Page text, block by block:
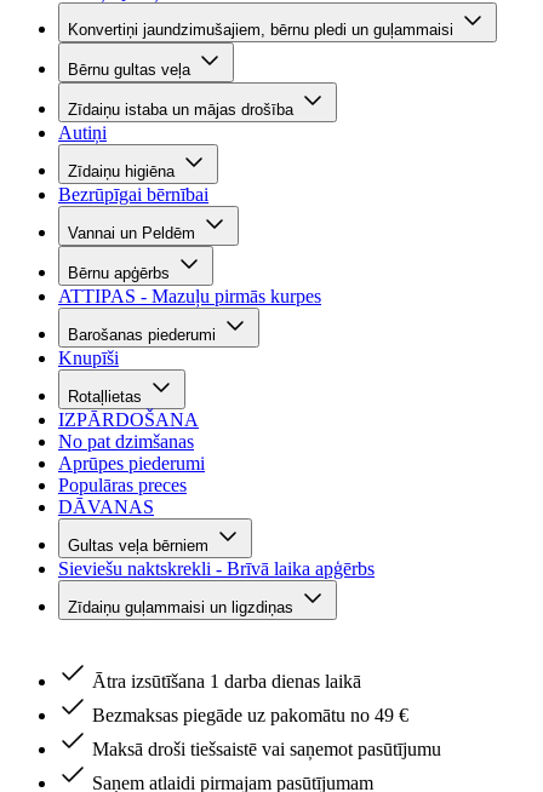
Konvertiņi jaundzimušajiem, bērnu pledi un guļammaisi
Bērnu gultas veļa
Zīdaiņu istaba un mājas drošība
Autiņi
Zīdaiņu higiēna
Bezrūpīgai bērnībai
Vannai un Peldēm
Bērnu apģērbs
ATTIPAS - Mazuļu pirmās kurpes
Barošanas piederumi
Knupīši
Rotaļlietas
IZPĀRDOŠANA
No pat dzimšanas
Aprūpes piederumi
Populāras preces
DĀVANAS
Gultas veļa bērniem
Sieviešu naktskrekli - Brīvā laika apģērbs
Zīdaiņu guļammaisi un ligzdiņas
Ātra izsūtīšana 1 darba dienas laikā
Bezmaksas piegāde uz pakomātu no 49 €
Maksā droši tiešsaistē vai saņemot pasūtījumu
Saņem atlaidi pirmajam pasūtījumam